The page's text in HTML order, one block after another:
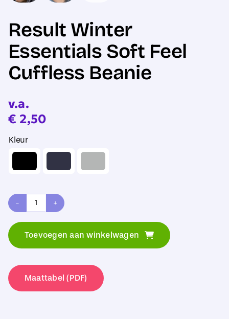
Result Winter
Essentials Soft Feel
Cuffless Beanie
v.a.
€ 2,50
Kleur
Result
Essentials
Feel
Cuffless
Toevoegen aan winkelwagen
Maattabel (PDF)